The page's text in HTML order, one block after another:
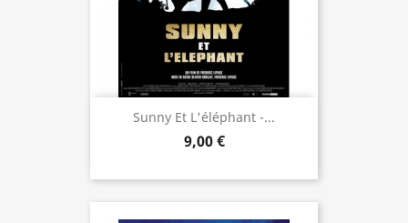
Sunny Et L'éléphant -...
9,00 €